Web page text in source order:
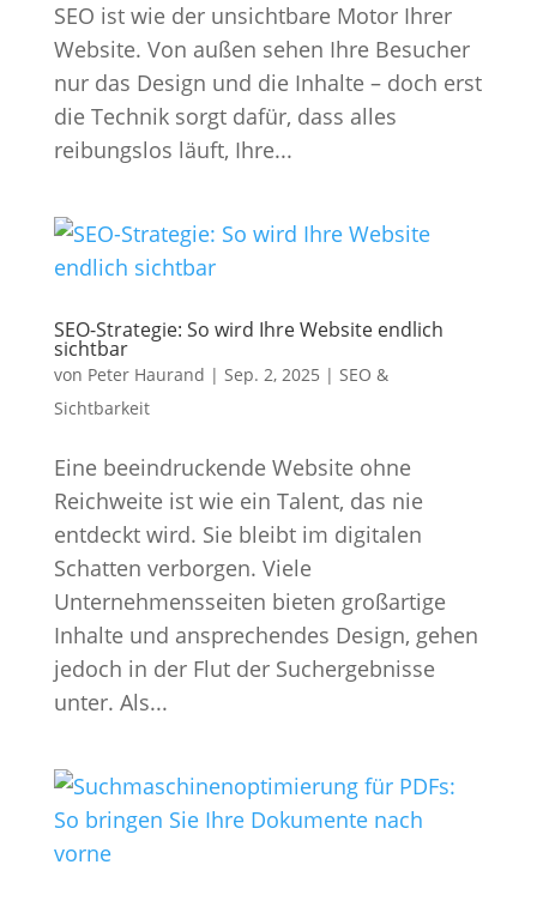
SEO ist wie der unsichtbare Motor Ihrer
Website. Von außen sehen Ihre Besucher
nur das Design und die Inhalte – doch erst
die Technik sorgt dafür, dass alles
reibungslos läuft, Ihre...
SEO-Strategie: So wird Ihre Website endlich
sichtbar
von Peter Haurand | Sep. 2, 2025 | SEO &
Sichtbarkeit
Eine beeindruckende Website ohne
Reichweite ist wie ein Talent, das nie
entdeckt wird. Sie bleibt im digitalen
Schatten verborgen. Viele
Unternehmensseiten bieten großartige
Inhalte und ansprechendes Design, gehen
jedoch in der Flut der Suchergebnisse
unter. Als...